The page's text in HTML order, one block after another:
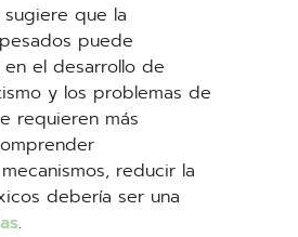
que la
puede
el desarrollo de
y los problemas de
requieren más
reducir la
debería ser una
.